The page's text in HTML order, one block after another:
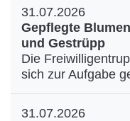
31.07.2026
Gepflegte
und Gestrüpp
Die
sich zur Aufgabe
31.07.2026